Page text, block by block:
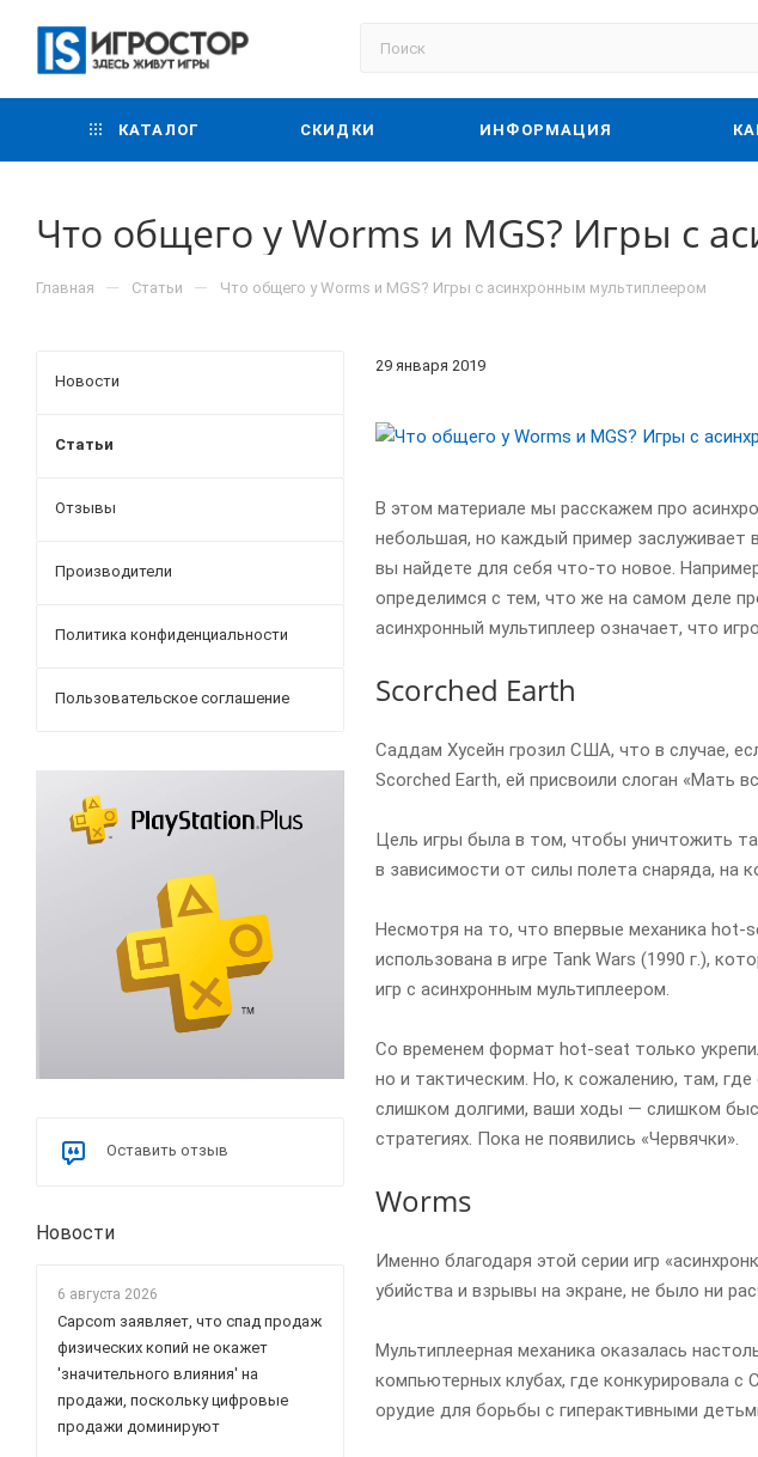
КАТАЛОГ СКИДКИ ИНФОРМАЦИЯ
Что общего у Worms и MGS? Игры с
Главная — Статьи — Что общего у Worms и MGS? Игры с асинхронным мультиплеером
29 января 2019
В этом материале мы расскажем про
небольшая, но каждый пример заслуживает
вы найдете для себя что-то новое.
определимся с тем, что же на самом деле
асинхронный мультиплеер означает, что
Scorched Earth
Саддам Хусейн грозил США, что в случае,
Scorched Earth, ей присвоили слоган «Мать
Цель игры была в том, чтобы уничтожить
в зависимости от силы полета снаряда, на
Несмотря на то, что впервые механика hot-
использована в игре Tank Wars (1990 г.),
игр с асинхронным мультиплеером.
Со временем формат hot-seat только
но и тактическим. Но, к сожалению, там,
слишком долгими, ваши ходы — слишком
стратегиях. Пока не появились «Червячки».
Worms
Именно благодаря этой серии игр
убийства и взрывы на экране, не было ни
Мультиплеерная механика оказалась
компьютерных клубах, где конкурировала
орудие для борьбы с гиперактивными
Новости
Статьи
Отзывы
Производители
Политика конфиденциальности
Пользовательское соглашение
Оставить отзыв
Новости
6 августа 2026
Capcom заявляет, что спад продаж
физических копий не окажет
'значительного влияния' на
продажи, поскольку цифровые
продажи доминируют